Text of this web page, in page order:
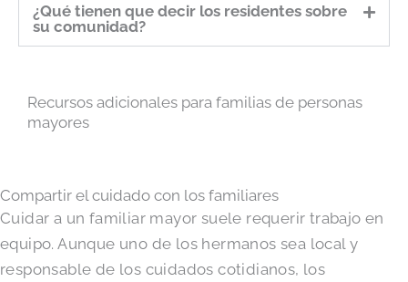
¿Qué tienen que decir los residentes sobre
su comunidad?
Recursos adicionales para familias de personas
mayores
Compartir el cuidado con los familiares
Cuidar a un familiar mayor suele requerir trabajo en
equipo. Aunque uno de los hermanos sea local y
responsable de los cuidados cotidianos, los